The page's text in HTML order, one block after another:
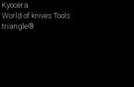
Kyocera
World of knives Tools
triangle®